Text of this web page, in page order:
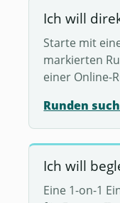
Ich will
Starte mit
markierten
einer Online-
Runden
Ich will
Eine 1-on-1